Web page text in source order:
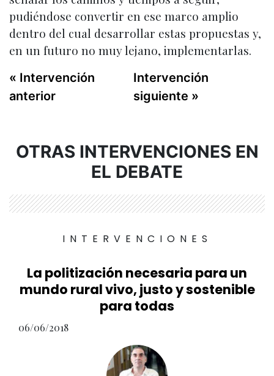
pudiéndose convertir en ese marco amplio
dentro del cual desarrollar estas propuestas y,
en un futuro no muy lejano, implementarlas.
« Intervención
anterior
Intervención
siguiente »
OTRAS INTERVENCIONES EN
EL DEBATE
INTERVENCIONES
La politización necesaria para un
mundo rural vivo, justo y sostenible
para todas
06/06/2018